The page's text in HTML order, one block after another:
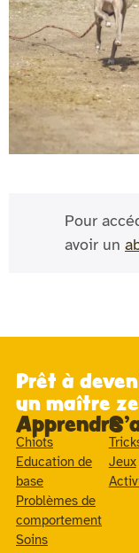
Pour
avoir un
Prêt à
un maître
Apprendre
Chiots
Education de
base
Problèmes de
comportement
Soins
Jeux